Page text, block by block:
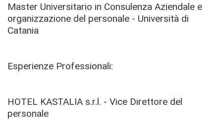
Master Universitario in Consulenza Aziendale e
organizzazione del personale - Università di
Catania
Esperienze Professionali:
HOTEL KASTALIA s.r.l. - Vice Direttore del
personale